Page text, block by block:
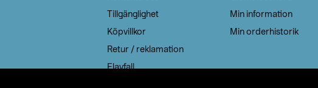
Tillgänglighet
Köpvillkor
Retur / reklamation
Elavfall
Min information
Min orderhistorik